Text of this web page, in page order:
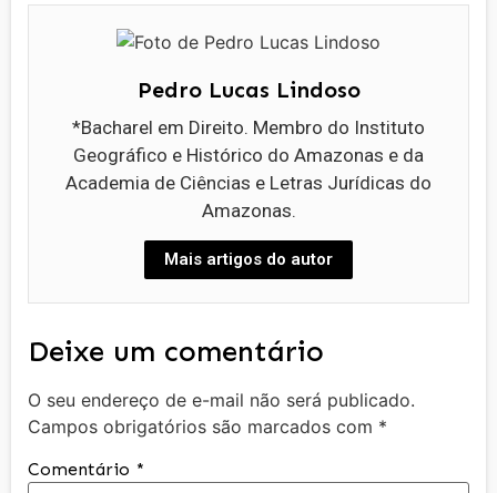
Pedro Lucas Lindoso
*Bacharel em Direito. Membro do Instituto
Geográfico e Histórico do Amazonas e da
Academia de Ciências e Letras Jurídicas do
Amazonas.
Mais artigos do autor
Deixe um comentário
O seu endereço de e-mail não será publicado.
Campos obrigatórios são marcados com *
Comentário *